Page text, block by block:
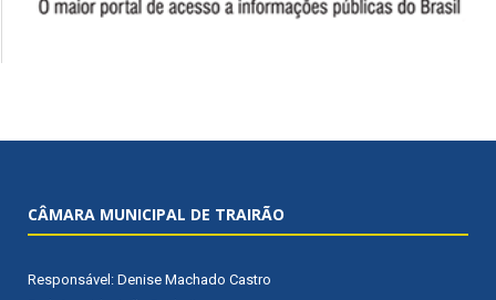
CÂMARA MUNICIPAL DE TRAIRÃO
Responsável: Denise Machado Castro